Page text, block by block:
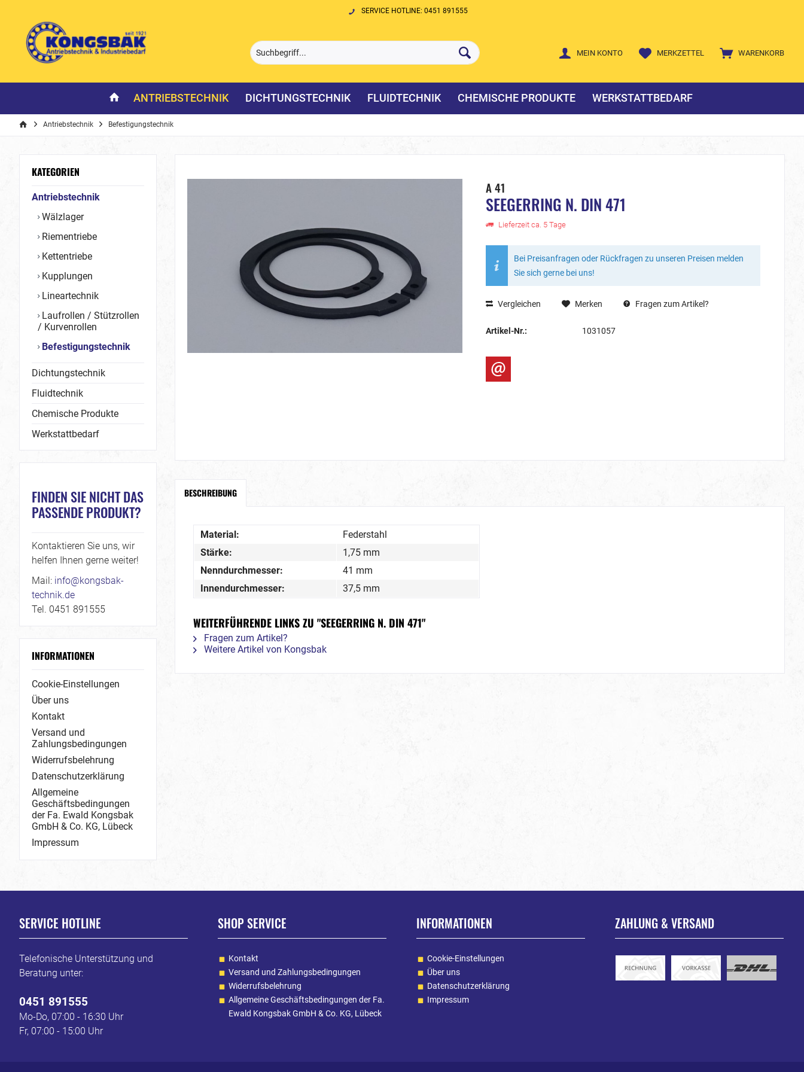
SERVICE HOTLINE: 0451 891555
WARENKORB
MERKZETTEL
MEIN KONTO
ANTRIEBSTECHNIK DICHTUNGSTECHNIK FLUIDTECHNIK CHEMISCHE PRODUKTE WERKSTATTBEDARF
Antriebstechnik Befestigungstechnik
KATEGORIEN
Antriebstechnik
Wälzlager
Riementriebe
Kettentriebe
Kupplungen
Lineartechnik
Laufrollen / Stützrollen
/ Kurvenrollen
Befestigungstechnik
Dichtungstechnik
Fluidtechnik
Chemische Produkte
Werkstattbedarf
FINDEN SIE NICHT DAS
PASSENDE PRODUKT?
Kontaktieren Sie uns, wir
helfen Ihnen gerne weiter!
Mail: info@kongsbak-
technik.de
Tel. 0451 891555
INFORMATIONEN
Cookie-Einstellungen
Über uns
Kontakt
Versand und
Zahlungsbedingungen
Widerrufsbelehrung
Datenschutzerklärung
Allgemeine
Geschäftsbedingungen
der Fa. Ewald Kongsbak
GmbH & Co. KG, Lübeck
Impressum
A 41
SEEGERRING N. DIN 471
Lieferzeit ca. 5 Tage
Bei Preisanfragen oder Rückfragen zu unseren Preisen melden
Sie sich gerne bei uns!
Vergleichen Merken Fragen zum Artikel?
Artikel-Nr.: 1031057
BESCHREIBUNG
Material:
Federstahl
Stärke:
1,75 mm
Nenndurchmesser:
41 mm
Innendurchmesser:
37,5 mm
WEITERFÜHRENDE LINKS ZU "SEEGERRING N. DIN 471"
Fragen zum Artikel?
Weitere Artikel von Kongsbak
SERVICE HOTLINE
Telefonische Unterstützung und
Beratung unter:
0451 891555
Mo-Do, 07:00 - 16:30 Uhr
Fr, 07:00 - 15:00 Uhr
SHOP SERVICE
Kontakt
Versand und Zahlungsbedingungen
Widerrufsbelehrung
Allgemeine Geschäftsbedingungen der Fa.
Ewald Kongsbak GmbH & Co. KG, Lübeck
INFORMATIONEN
Cookie-Einstellungen
Über uns
Datenschutzerklärung
Impressum
ZAHLUNG & VERSAND